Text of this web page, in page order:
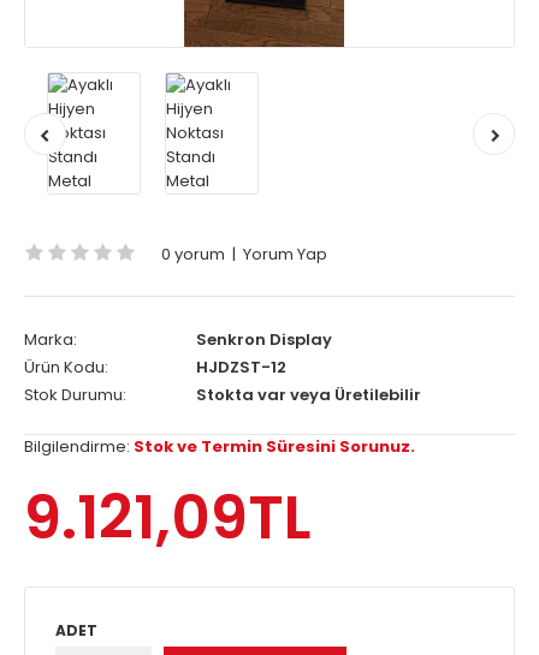
0 yorum | Yorum Yap
Marka:
Senkron Display
Ürün Kodu:
HJDZST-12
Stok Durumu:
Stokta var veya Üretilebilir
Bilgilendirme: Stok ve Termin Süresini Sorunuz.
9.121,09TL
ADET